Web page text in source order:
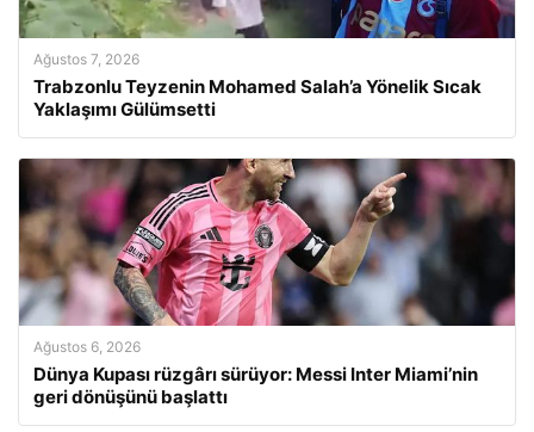
Ağustos 7, 2026
Trabzonlu Teyzenin Mohamed Salah’a Yönelik Sıcak
Yaklaşımı Gülümsetti
Ağustos 6, 2026
Dünya Kupası rüzgârı sürüyor: Messi Inter Miami’nin
geri dönüşünü başlattı